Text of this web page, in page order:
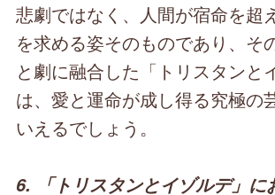
悲劇ではなく、人間が宿命を超
を求める姿そのものであり、そ
と劇に融合した「トリスタンと
は、愛と運命が成し得る究極の
いえるでしょう。
6. 「トリスタンとイゾルデ」に